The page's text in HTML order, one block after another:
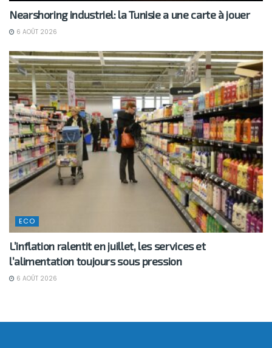
Nearshoring industriel: la Tunisie a une carte à jouer
6 AOÛT 2026
ECO
L’inflation ralentit en juillet, les services et
l’alimentation toujours sous pression
6 AOÛT 2026